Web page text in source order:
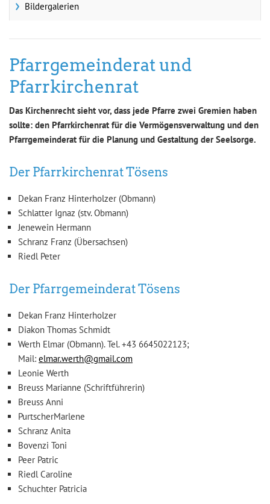
Bildergalerien
Pfarrgemeinderat und
Pfarrkirchenrat
Das Kirchenrecht sieht vor, dass jede Pfarre zwei Gremien haben
sollte: den Pfarrkirchenrat für die Vermögensverwaltung und den
Pfarrgemeinderat für die Planung und Gestaltung der Seelsorge.
Der Pfarrkirchenrat Tösens
Dekan Franz Hinterholzer (Obmann)
Schlatter Ignaz (stv. Obmann)
Jenewein Hermann
Schranz Franz (Übersachsen)
Riedl Peter
Der Pfarrgemeinderat Tösens
Dekan Franz Hinterholzer
Diakon Thomas Schmidt
Werth Elmar (Obmann). Tel. +43 6645022123;
Mail: elmar.werth@gmail.com
Leonie Werth
Breuss Marianne (Schriftführerin)
Breuss Anni
PurtscherMarlene
Schranz Anita
Bovenzi Toni
Peer Patric
Riedl Caroline
Schuchter Patricia